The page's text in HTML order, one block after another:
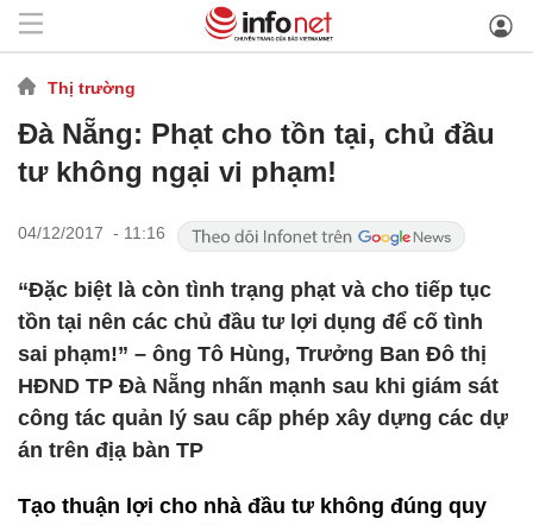
Thị trường
Đà Nẵng: Phạt cho tồn tại, chủ đầu
tư không ngại vi phạm!
04/12/2017 - 11:16
“Đặc biệt là còn tình trạng phạt và cho tiếp tục
tồn tại nên các chủ đầu tư lợi dụng để cố tình
sai phạm!” – ông Tô Hùng, Trưởng Ban Đô thị
HĐND TP Đà Nẵng nhấn mạnh sau khi giám sát
công tác quản lý sau cấp phép xây dựng các dự
án trên địạ bàn TP
Tạo thuận lợi cho nhà đầu tư không đúng quy